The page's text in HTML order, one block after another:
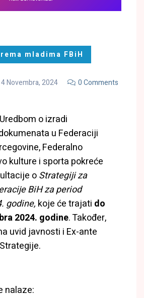
mladima FBiH
4 Novembra, 2024 0 Comments
o izradi
u Federaciji
Federalno
kulture i sporta pokreće
oStrategiji za
BiH za period
godine, koje će trajati do
2024. godine. Također,
uvid javnosti i Ex-ante
nalaze: